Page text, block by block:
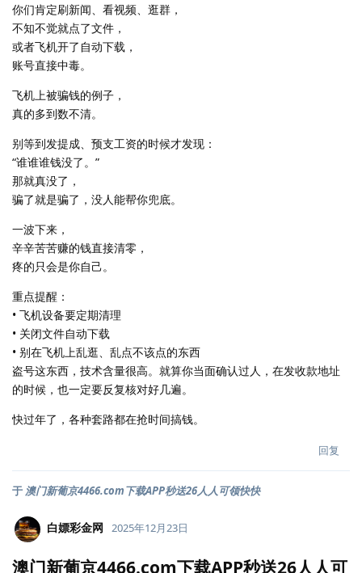
你们肯定刷新闻、看视频、逛群，
不知不觉就点了文件，
或者飞机开了自动下载，
账号直接中毒。
飞机上被骗钱的例子，
真的多到数不清。
别等到发提成、预支工资的时候才发现：
“谁谁谁钱没了。”
那就真没了，
骗了就是骗了，没人能帮你兜底。
一波下来，
辛辛苦苦赚的钱直接清零，
疼的只会是你自己。
重点提醒：
• 飞机设备要定期清理
• 关闭文件自动下载
• 别在飞机上乱逛、乱点不该点的东西
盗号这东西，技术含量很高。就算你当面确认过人，在发收款地址
的时候，也一定要反复核对好几遍。
快过年了，各种套路都在抢时间搞钱。
回复
于 澳门新葡京4466.com下载APP秒送26人人可领快快
白嫖彩金网 2025年12月23日
澳门新葡京4466.com下载APP秒送26人人可